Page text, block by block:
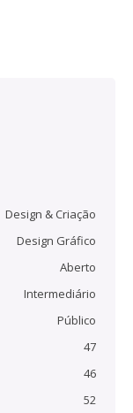
Design & Criação
Design Gráfico
Aberto
Intermediário
Público
47
46
52